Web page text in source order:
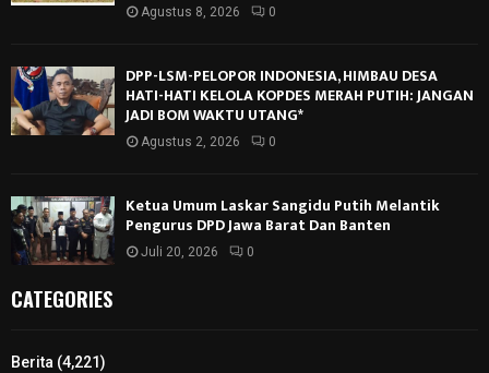
Agustus 8, 2026 0
DPP-LSM-PELOPOR INDONESIA, HIMBAU DESA
HATI-HATI KELOLA KOPDES MERAH PUTIH: JANGAN
JADI BOM WAKTU UTANG*
Agustus 2, 2026 0
Ketua Umum Laskar Sangidu Putih Melantik
Pengurus DPD Jawa Barat Dan Banten
Juli 20, 2026 0
CATEGORIES
Berita (4,221)